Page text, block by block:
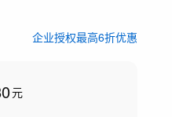
企业授权最高6折优惠
元